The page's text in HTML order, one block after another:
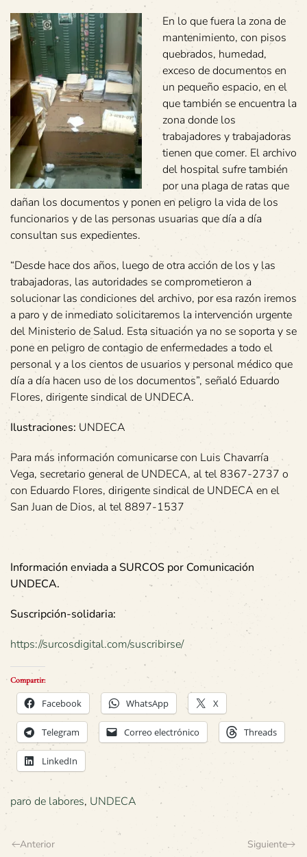
En lo que fuera la zona de
mantenimiento, con pisos
quebrados, humedad,
exceso de documentos en
un pequeño espacio, en el
que también se encuentra la
zona donde los
trabajadores y trabajadoras
tienen que comer. El archivo
del hospital sufre también
por una plaga de ratas que
dañan los documentos y ponen en peligro la vida de los
funcionarios y de las personas usuarias que día a día
consultan sus expedientes.
“Desde hace dos años, luego de otra acción de los y las
trabajadoras, las autoridades se comprometieron a
solucionar las condiciones del archivo, por esa razón iremos
a paro y de inmediato solicitaremos la intervención urgente
del Ministerio de Salud. Esta situación ya no se soporta y se
pone en peligro de contagio de enfermedades a todo el
personal y a los cientos de usuarios y personal médico que
día a día hacen uso de los documentos”, señaló Eduardo
Flores, dirigente sindical de UNDECA.
Ilustraciones: UNDECA
Para más información comunicarse con Luis Chavarría
Vega, secretario general de UNDECA, al tel 8367-2737 o
con Eduardo Flores, dirigente sindical de UNDECA en el
San Juan de Dios, al tel 8897-1537
Información enviada a SURCOS por Comunicación
UNDECA.
Suscripción-solidaria:
https://surcosdigital.com/suscribirse/
Compartir:
Facebook WhatsApp X
Telegram Correo electrónico Threads
LinkedIn
paro de labores, UNDECA
Anterior Siguiente